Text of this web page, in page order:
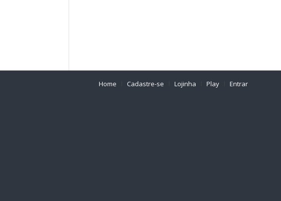
Home Cadastre-se Lojinha Play Entrar